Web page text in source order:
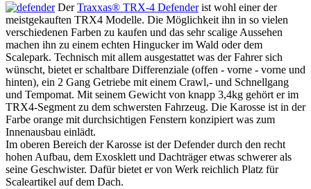
DerTraxxas® TRX-4 Defenderist wohl einer der
meistgekauften TRX4 Modelle. Die Möglichkeit ihn in so vielen
verschiedenen Farben zu kaufen und das sehr scalige Aussehen
machen ihn zu einem echten Hingucker im Wald oder dem
Scalepark. Technisch mit allem ausgestattet was der Fahrer sich
wünscht, bietet er schaltbare Differenziale (offen - vorne - vorne und
hinten), ein 2 Gang Getriebe mit einem Crawl,- und Schnellgang
und Tempomat. Mit seinem Gewicht von knapp 3,4kg gehört er im
TRX4-Segment zu dem schwersten Fahrzeug. Die Karosse ist in der
Farbe orange mit durchsichtigen Fenstern konzipiert was zum
Innenausbau einlädt.
Im oberen Bereich der Karosse ist der Defender durch den recht
hohen Aufbau, dem Exosklett und Dachträger etwas schwerer als
seine Geschwister. Dafür bietet er von Werk reichlich Platz für
Scaleartikel auf dem Dach.